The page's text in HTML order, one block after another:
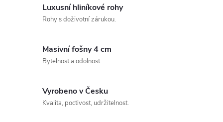
Luxusní hliníkové rohy
Rohy s doživotní zárukou.
Masivní fošny 4 cm
Bytelnost a odolnost.
Vyrobeno v Česku
Kvalita, poctivost, udržitelnost.